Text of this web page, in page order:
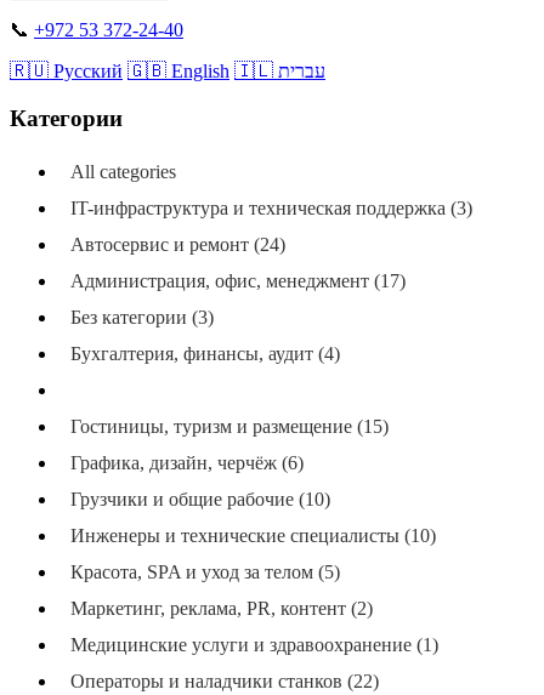
📞 +972 53 372-24-40
🇷🇺 Русский 🇬🇧 English 🇮🇱 עברית
Категории
All categories
IT-инфраструктура и техническая поддержка (3)
Автосервис и ремонт (24)
Администрация, офис, менеджмент (17)
Без категории (3)
Бухгалтерия, финансы, аудит (4)
Гостиницы, туризм и размещение (15)
Графика, дизайн, черчёж (6)
Грузчики и общие рабочие (10)
Инженеры и технические специалисты (10)
Красота, SPA и уход за телом (5)
Маркетинг, реклама, PR, контент (2)
Медицинские услуги и здравоохранение (1)
Операторы и наладчики станков (22)